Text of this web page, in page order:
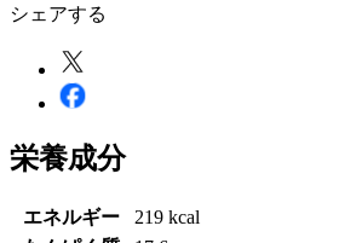
シェアする
栄養成分
エネルギー
219 kcal